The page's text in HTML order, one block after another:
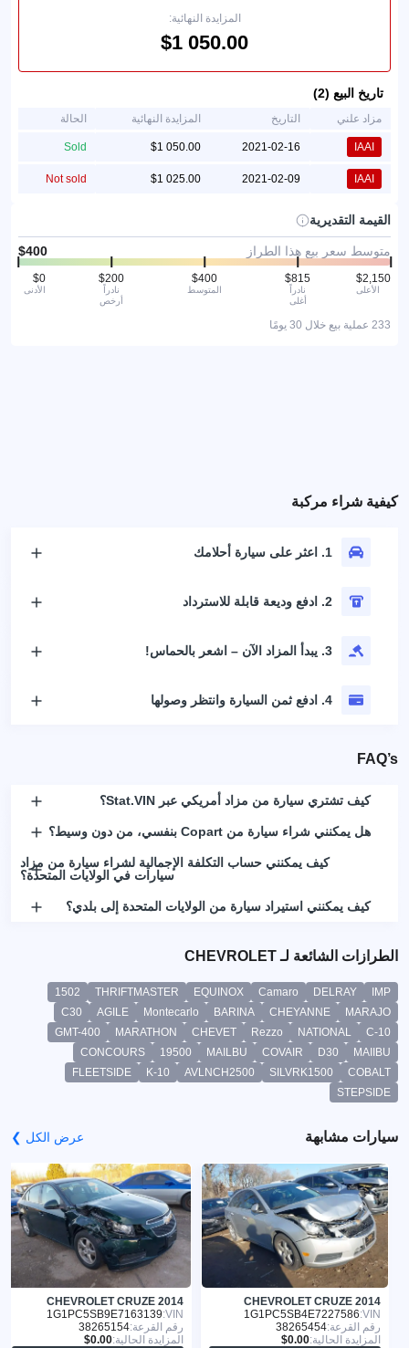
المزايدة النهائية:
تاريخ البيع (2)
مزاد علني التاريخ المزايدة النهائية الحالة
IAAI
2021-02-16
Sold
IAAI
2021-02-09
Not sold
القيمة التقديرية
متوسط سعر بيع هذا الطراز
الأدنى
نادراً
أرخص
المتوسط
نادراً
أغلى
الأعلى
233 عملية بيع خلال 30 يومًا
كيفية شراء مركبة
1. اعثر على سيارة أحلامك
2. ادفع وديعة قابلة للاسترداد
3. يبدأ المزاد الآن – اشعر بالحماس!
4. ادفع ثمن السيارة وانتظر وصولها
FAQ’s
كيف تشتري سيارة من مزاد أمريكي عبر Stat.VIN؟
هل يمكنني شراء سيارة من Copart بنفسي، من دون وسيط؟
كيف يمكنني حساب التكلفة الإجمالية لشراء سيارة من مزاد
سيارات في الولايات المتحدة؟
كيف يمكنني استيراد سيارة من الولايات المتحدة إلى بلدي؟
الطرازات الشائعة لـ CHEVROLET
IMP
DELRAY
Camaro
EQUINOX
THRIFTMASTER
1502
MARAJO
CHEYANNE
BARINA
Montecarlo
AGILE
C30
C-10
NATIONAL
Rezzo
CHEVET
MARATHON
GMT-400
MAIIBU
D30
COVAIR
MAILBU
19500
CONCOURS
COBALT
SILVRK1500
AVLNCH2500
K-10
FLEETSIDE
STEPSIDE
سيارات مشابهة عرض الكل ❯
CHEVROLET CRUZE 2014
VIN:
1G1PC5SB4E7227586
رقم القرعة:38265454
المزايدة الحالية:
CHEVROLET CRUZE 2014
VIN:
1G1PC5SB9E7163139
رقم القرعة:38265154
المزايدة الحالية: